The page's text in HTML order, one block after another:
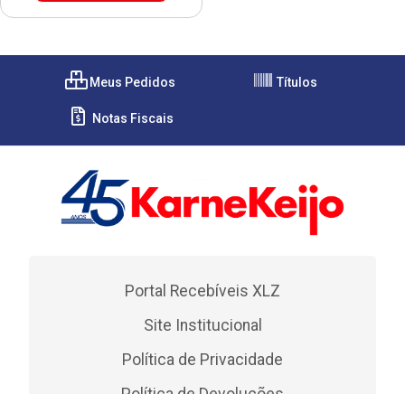
Meus Pedidos Títulos
Notas Fiscais
Portal Recebíveis XLZ
Site Institucional
Política de Privacidade